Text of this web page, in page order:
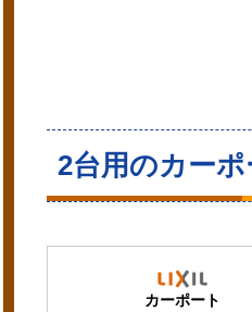
2台用のカー
カーポート